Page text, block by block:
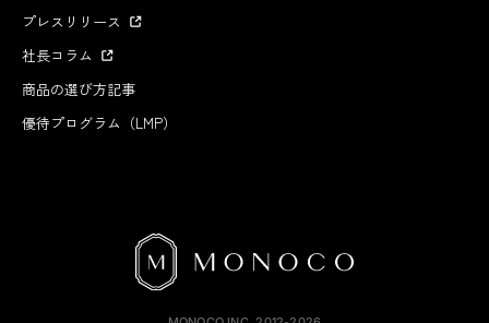
プレスリリース
社長コラム
商品の選び方記事
優待プログラム（LMP）